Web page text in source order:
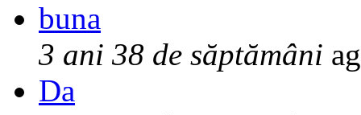
buna
3 ani 38 de săptămâni
Da